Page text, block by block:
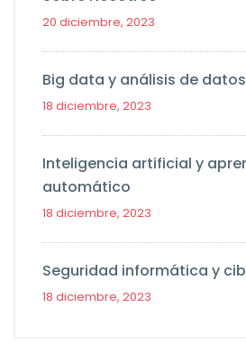
20 diciembre, 2023
Big data y análisis de datos
18 diciembre, 2023
Inteligencia artificial y
automático
18 diciembre, 2023
Seguridad informática y
18 diciembre, 2023